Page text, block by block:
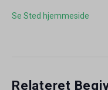
Se Sted hjemmeside
Relateret